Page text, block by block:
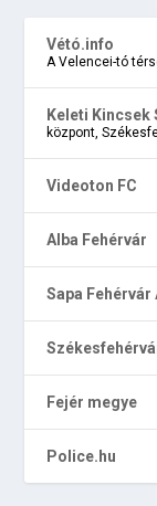
Vétó.info
A Velencei-tó
Keleti Kincsek
központ,
Videoton FC
Alba Fehérvár
Sapa Fehérvár
Fejér megye
Police.hu